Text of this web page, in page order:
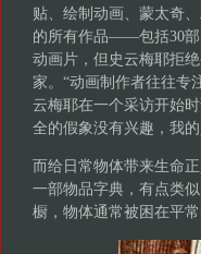
贴、绘制动画、蒙太奇
的所有作品——包括30部
动画片，但史云梅耶拒
家。“动画制作者往往专
云梅耶在一个采访开始
全的假象没有兴趣，我
而给日常物体带来生命
一部物品字典，有点类
橱，物体通常被困在平